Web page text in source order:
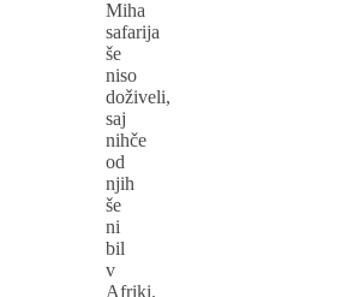
Miha
safarija
še
niso
doživeli,
saj
nihče
od
njih
še
ni
bil
v
Afriki.